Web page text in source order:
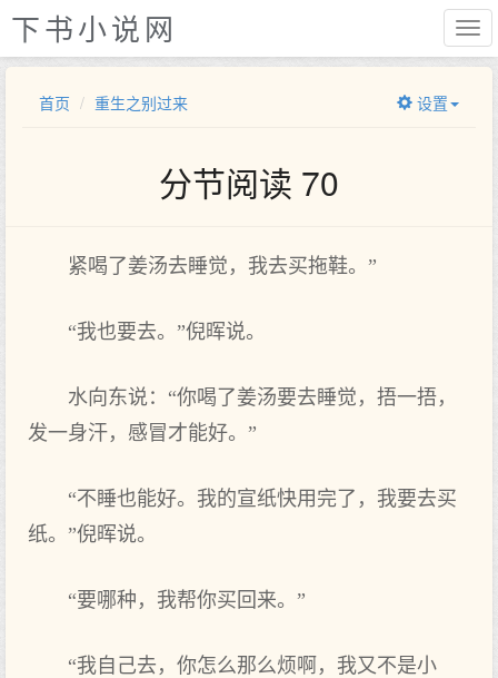
下书小说网
首页 重生之别过来 设置
分节阅读 70
紧喝了姜汤去睡觉，我去买拖鞋。”
“我也要去。”倪晖说。
水向东说：“你喝了姜汤要去睡觉，捂一捂，
发一身汗，感冒才能好。”
“不睡也能好。我的宣纸快用完了，我要去买
纸。”倪晖说。
“要哪种，我帮你买回来。”
“我自己去，你怎么那么烦啊，我又不是小